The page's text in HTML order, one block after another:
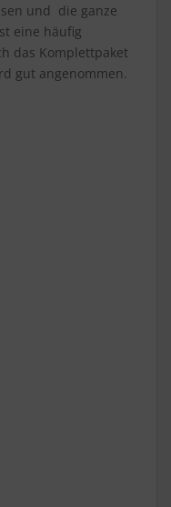
und die ganze
eine häufig
das Komplettpaket
gut angenommen.